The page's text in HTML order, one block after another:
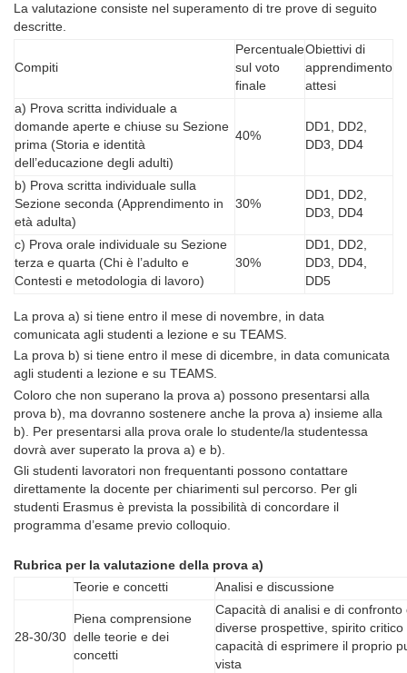
La valutazione consiste nel superamento di tre prove di seguito
descritte.
Compiti
Percentuale
sul voto
finale
Obiettivi di
apprendimento
attesi
a) Prova scritta individuale a
domande aperte e chiuse su Sezione
prima (Storia e identità
dell’educazione degli adulti)
40%
DD1, DD2,
DD3, DD4
b) Prova scritta individuale sulla
Sezione seconda (Apprendimento in
età adulta)
30%
DD1, DD2,
DD3, DD4
c) Prova orale individuale su Sezione
terza e quarta (Chi è l’adulto e
Contesti e metodologia di lavoro)
30%
DD1, DD2,
DD3, DD4,
DD5
La prova a) si tiene entro il mese di novembre, in data
comunicata agli studenti a lezione e su TEAMS.
La prova b) si tiene entro il mese di dicembre, in data comunicata
agli studenti a lezione e su TEAMS.
Coloro che non superano la prova a) possono presentarsi alla
prova b), ma dovranno sostenere anche la prova a) insieme alla
b). Per presentarsi alla prova orale lo studente/la studentessa
dovrà aver superato la prova a) e b).
Gli studenti lavoratori non frequentanti possono contattare
direttamente la docente per chiarimenti sul percorso. Per gli
studenti Erasmus è prevista la possibilità di concordare il
programma d’esame previo colloquio.
Rubrica per la valutazione della prova a)
Teorie e concetti
Analisi e discussione
28-30/30
Piena comprensione
delle teorie e dei
concetti
Capacità di analisi e di confronto
diverse prospettive, spirito critico
capacità di esprimere il proprio
vista